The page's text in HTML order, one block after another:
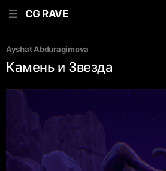
CG RAVE
Ayshat Abduragimova
Камень и Звезда